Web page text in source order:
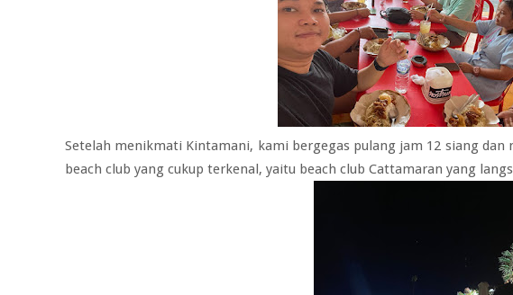
Setelah menikmati Kintamani, kami bergegas pulang jam 12 siang
beach club yang cukup terkenal, yaitu beach club Cattamaran yang